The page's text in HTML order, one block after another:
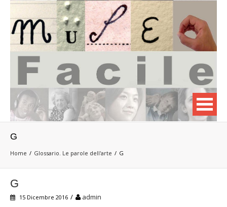
G
Home Glossario. Le parole dell'arte G
G
15 Dicembre 2016 / admin